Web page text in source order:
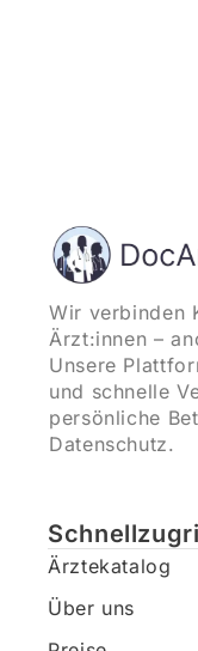
Wir verbinden
Ärzt:innen –
Unsere
und schnelle
persönliche
Datenschutz.
Ärztekatalog
Über uns